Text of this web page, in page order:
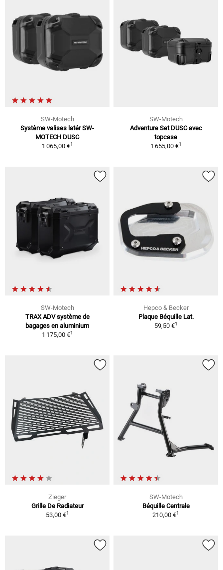
SW-Motech
Système valises latér SW-
MOTECH DUSC
1 065,00 €1
SW-Motech
Adventure Set DUSC avec
topcase
1 655,00 €1
SW-Motech
TRAX ADV système de
bagages en aluminium
1 175,00 €1
Hepco & Becker
Plaque Béquille Lat.
59,50 €1
Zieger
Grille De Radiateur
53,00 €1
SW-Motech
Béquille Centrale
210,00 €1